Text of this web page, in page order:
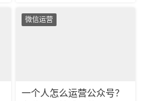
微信运营
一个人怎么运营公众号？